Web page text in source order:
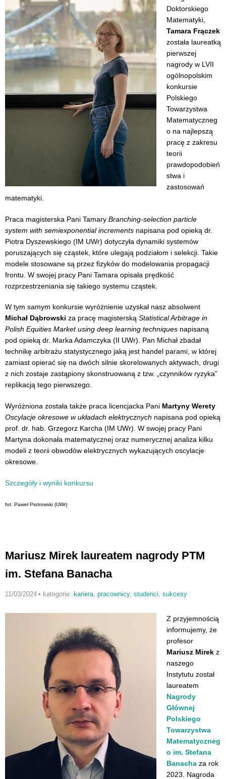
Doktorskiego
Matematyki,
Tamara Frączek
została laureatką
pierwszej
nagrody w LVII
ogólnopolskim
konkursie
Polskiego
Towarzystwa
Matematyczneg
o na najlepszą
pracę z zakresu
teorii
prawdopodobień
stwa i
zastosowań
matematyki.
Praca magisterska Pani Tamary Branching-selection particle
system with semiexponential increments napisana pod opieką dr.
Piotra Dyszewskiego (IM UWr) dotyczyła dynamiki systemów
poruszających się cząstek, które ulegają podziałom i selekcji. Takie
modele stosowane są przez fizyków do modelowania propagacji
frontu. W swojej pracy Pani Tamara opisała prędkość
rozprzestrzeniania się takiego systemu cząstek.
W tym samym konkursie wyróżnienie uzyskał nasz absolwent
Michał Dąbrowski za pracę magisterską Statistical Arbitrage in
Polish Equities Market using deep learning techniques napisaną
pod opieką dr. Marka Adamczyka (II UWr). Pan Michał zbadał
technikę arbitrażu statystycznego jaką jest handel parami, w której
zamiast opierać się na dwóch silnie skorelowanych aktywach, drugi
z nich zostaje zastąpiony skonstruowaną z tzw. „czynników ryzyka”
replikacją tego pierwszego.
Wyróżniona została także praca licencjacka Pani Martyny Werety
Oscylacje okresowe w układach elektrycznych napisana pod opieką
prof. dr. hab. Grzegorz Karcha (IM UWr). W swojej pracy Pani
Martyna dokonała matematycznej oraz numerycznej analiza kilku
modeli z teorii obwodów elektrycznych wykazujących oscylacje
okresowe.
Szczegóły i wyniki konkursu
fot. Paweł Piotrowski (UWr)
Mariusz Mirek laureatem nagrody PTM
im. Stefana Banacha
11/03/2024 • kategorie: kariera, pracownicy, studenci sukcesy
Z przyjemnością
informujemy, że
profesor
Mariusz Mirek z
naszego
Instytutu został
laureatem
Nagrody
Głównej
Polskiego
Towarzystwa
Matematyczneg
o im. Stefana
Banacha za rok
2023. Nagroda